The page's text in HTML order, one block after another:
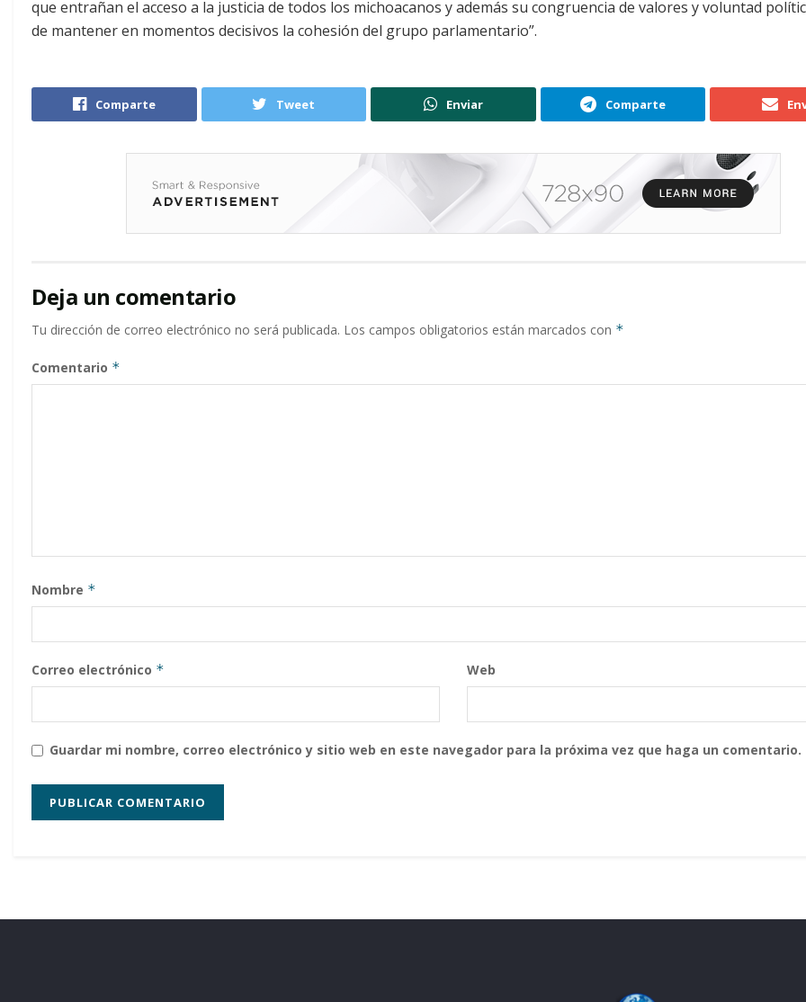
que entrañan el acceso a la justicia de todos los michoacanos y además su congruencia de valores y voluntad
de mantener en momentos decisivos la cohesión del grupo parlamentario”.
Comparte Tweet Enviar Comparte
Deja un comentario
Tu dirección de correo electrónico no será publicada. Los campos obligatorios están marcados con *
Comentario *
Nombre *
Correo electrónico * Web
Guardar mi nombre, correo electrónico y sitio web en este navegador para la próxima vez que haga un comentario.